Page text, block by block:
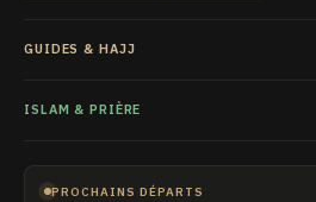
GUIDES & HAJJ
ISLAM & PRIÈRE
PROCHAINS DÉPARTS